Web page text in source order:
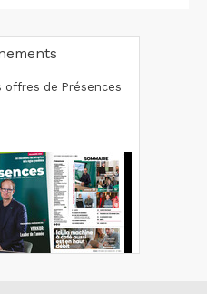
de Présences